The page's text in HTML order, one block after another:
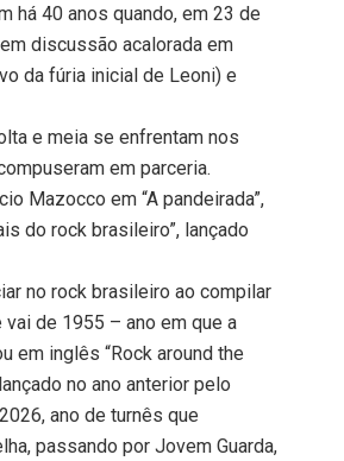
há 40 anos quando, em 23 de
discussão acalorada em
da fúria inicial de Leoni) e
e meia se enfrentam nos
em parceria.
Mazocco em “A pandeirada”,
do rock brasileiro”, lançado
no rock brasileiro ao compilar
de 1955 – ano em que a
em inglês “Rock around the
no ano anterior pelo
ano de turnês que
passando por Jovem Guarda,